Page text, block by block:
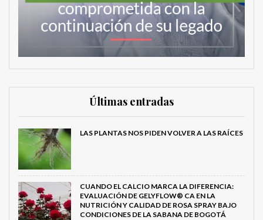
Últimas entradas
LAS PLANTAS NOS PIDEN VOLVER A LAS RAÍCES
CUANDO EL CALCIO MARCA LA DIFERENCIA:
EVALUACIÓN DE GELYFLOW® CA EN LA
NUTRICIÓN Y CALIDAD DE ROSA SPRAY BAJO
CONDICIONES DE LA SABANA DE BOGOTÁ